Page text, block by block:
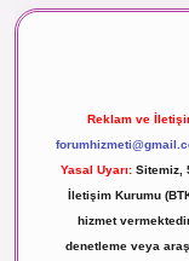
Reklam ve
Yasal Uyarı: Sitemiz,
İletişim Kurumu
hizmet
denetleme veya